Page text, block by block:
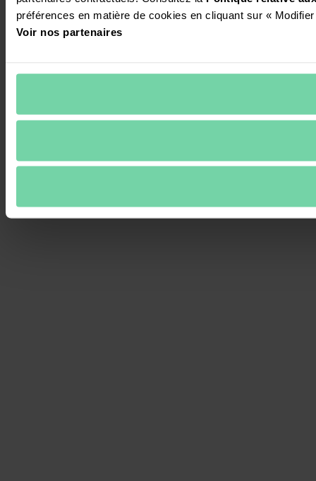
préférences en matière de cookies en cliquant sur «
Voir nos partenaires